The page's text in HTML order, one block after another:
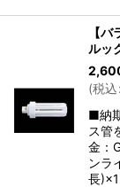
【
ルッ
(税込:
■納
ス管
金：
ンラ
長